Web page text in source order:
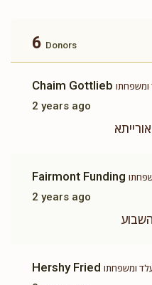
6 Donors
Chaim Gottlieb ומשפחתו
2 years ago
Fairmont Funding
2 years ago
Hershy Fried ומשפחתו